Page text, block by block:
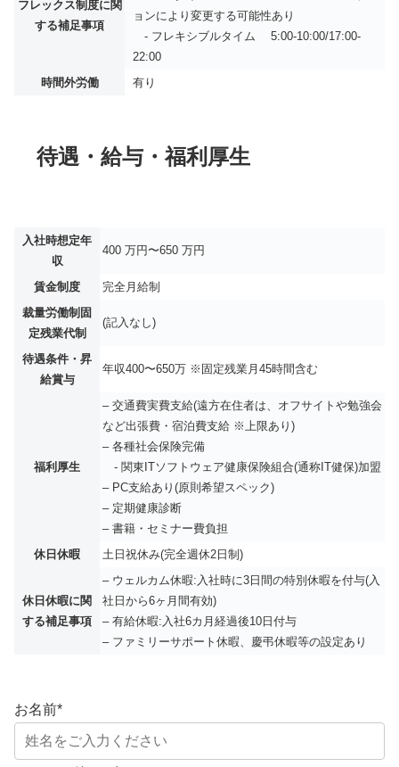
フレックス制度に関
する補足事項
ョンにより変更する可能性あり
- フレキシブルタイム 5:00-10:00/17:00-
22:00
時間外労働
有り
待遇・給与・福利厚生
入社時想定年
収
400 万円〜650 万円
賃金制度
完全月給制
裁量労働制固
定残業代制
(記入なし)
待遇条件・昇
給賞与
年収400〜650万 ※固定残業月45時間含む
福利厚生
– 交通費実費支給(遠方在住者は、オフサイトや勉強会
など出張費・宿泊費支給 ※上限あり)
– 各種社会保険完備
- 関東ITソフトウェア健康保険組合(通称IT健保)加盟
– PC支給あり(原則希望スペック)
– 定期健康診断
– 書籍・セミナー費負担
休日休暇
土日祝休み(完全週休2日制)
休日休暇に関
する補足事項
– ウェルカム休暇:入社時に3日間の特別休暇を付与(入
社日から6ヶ月間有効)
– 有給休暇:入社6カ月経過後10日付与
– ファミリーサポート休暇、慶弔休暇等の設定あり
お名前*